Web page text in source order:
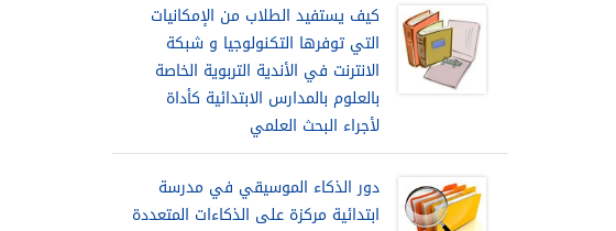
كيف يستفيد الطلاب من الإمكانيات
التي توفرها التكنولوجيا و شبكة
الانترنت في الأندية التربوية الخاصة
بالعلوم بالمدارس الابتدائية كأداة
لأجراء البحث العلمي
دور الذكاء الموسيقي في مدرسة
ابتدائية مركزة على الذكاءات المتعددة